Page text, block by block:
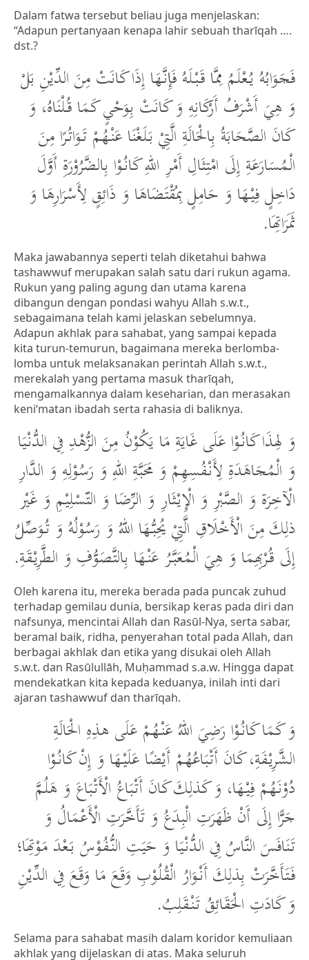
Dalam fatwa tersebut beliau juga menjelaskan:
“Adapun pertanyaan kenapa lahir sebuah tharīqah ….
dst.?
فَجَوَابُهُ يُعْلَمُ مِمَّا قَبْلَهُ فَإِنَّهَا إِذَا كَانَتْ مِنَ الدِّيْنِ بَلْ
وَ هِيَ أَشْرَفُ أَرْكَانِهِ وَ كَانَتْ بِوَحْيٍ كَمَا قُلْنَاهُ، وَ
كَانَ الصَّحَابَةُ بِالْحَالَةِ الَّتِيْ بَلَغْنَا عَنْهُمْ تَوَاتُرًا مِنَ
الْمُسَارَعَةِ إِلَى امْتِثَالِ أَمْرِ اللهِ كَانُوْا بِالضَّرُوْرَةِ أَوَّلَ
دَاخِلٍ فِيْهَا وَ حَامِلٍ بِمُقْتَضَاهَا وَ ذَائِقٍ لِأَسْرَارِهَا وَ
ثَمَرَاتِهَا.
Maka jawabannya seperti telah diketahui bahwa
tashawwuf merupakan salah satu dari rukun agama.
Rukun yang paling agung dan utama karena
dibangun dengan pondasi wahyu Allah s.w.t.,
sebagaimana telah kami jelaskan sebelumnya.
Adapun akhlak para sahabat, yang sampai kepada
kita turun-temurun, bagaimana mereka berlomba-
lomba untuk melaksanakan perintah Allah s.w.t.,
merekalah yang pertama masuk tharīqah,
mengamalkannya dalam keseharian, dan merasakan
keni‘matan ibadah serta rahasia di baliknya.
وَ لِهذَا كَانُوْا عَلَى غَايَةِ مَا يَكُوْنُ مِنَ الزُّهْدِ فِي الدُّنْيَا
وَ الْمُجَاهَدَةِ لِأَنْفُسِهِمْ وَ مَحَبَّةِ اللهِ وَ رَسُوْلِهِ وَ الدَّارِ
الْآخِرَة وَ الصَّبْرِ وَ الْإِيْثَارِ وَ الرِّضَا وَ التّسْلِيْمِ وَ غَيْر
ذلِكَ مِنَ الْأَخْلَاقِ الَّتِيْ يُحِبُّهَا اللهُ وَ رَسُوْلُهُ وَ تُوَصِّلُ
إِلَى قُرْبِهِمَا وَ هِيَ الْمُعَبَّرُ عَنْهَا بِالتَّصَوُّفِ وَ الطَّرِيْقَةِ.
Oleh karena itu, mereka berada pada puncak zuhud
terhadap gemilau dunia, bersikap keras pada diri dan
nafsunya, mencintai Allah dan Rasūl-Nya, serta sabar,
beramal baik, ridha, penyerahan total pada Allah, dan
berbagai akhlak dan etika yang disukai oleh Allah
s.w.t. dan Rasūlullāh, Muḥammad s.a.w. Hingga dapat
mendekatkan kita kepada keduanya, inilah inti dari
ajaran tashawwuf dan tharīqah.
وَ كَمَا كَانُوْا رَضِيَ اللهُ عَنْهُمْ عَلَى هذِهِ الْحَالَةِ
الشَّرِيْفَةِ، كَانَ أَتْبَاعُهُمْ أَيْضًا عَلَيْهَا وَ إِنْ كَانُوْا
دُوْنَهُمْ فِيْهَا، وَ كَذلِكَ كَانَ أَتْبَاعُ الْأَتْبَاعَ وَ هَلُمَّ
جَرًّا إِلَى أَنْ ظَهَرَتِ الْبِدَعُ وَ تَأَخَّرَتِ الْأَعْمَالُ وَ
تَنَافَسَ النَّاسُ فِي الدُّنْيَا وَ حَيَتِ النُّفُوْسُ بَعْدَ مَوْتِهَا؛
فَتَأَخَّرَتْ بِذلِكَ أَنْوَارُ الْقُلُوْبِ وَقَعَ مَا وَقَعَ فِي الدِّيْنِ
وَ كَادَتِ الْحَقَائِقُ تَنْقَلِبُ.
Selama para sahabat masih dalam koridor kemuliaan
akhlak yang dijelaskan di atas. Maka seluruh